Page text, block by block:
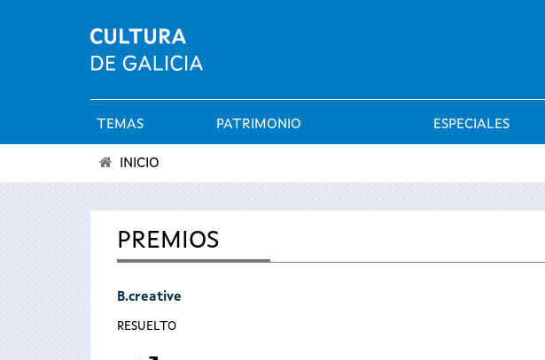
Menú
principal
TEMAS PATRIMONIO ESPECIALES
encuentra
aquí
INICIO
PREMIOS
B.creative
RESUELTO